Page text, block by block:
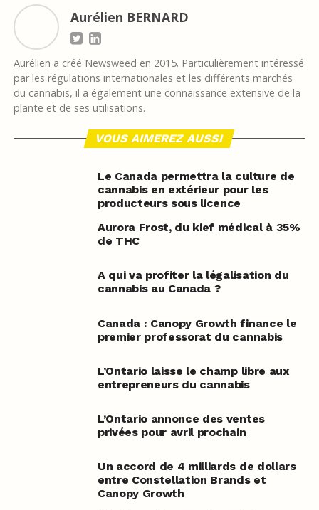
Aurélien BERNARD
Aurélien a créé Newsweed en 2015. Particulièrement intéressé
par les régulations internationales et les différents marchés
du cannabis, il a également une connaissance extensive de la
plante et de ses utilisations.
VOUS AIMEREZ AUSSI
Le Canada permettra la culture de
cannabis en extérieur pour les
producteurs sous licence
Aurora Frost, du kief médical à 35%
de THC
A qui va profiter la légalisation du
cannabis au Canada ?
Canada : Canopy Growth finance le
premier professorat du cannabis
L’Ontario laisse le champ libre aux
entrepreneurs du cannabis
L’Ontario annonce des ventes
privées pour avril prochain
Un accord de 4 milliards de dollars
entre Constellation Brands et
Canopy Growth